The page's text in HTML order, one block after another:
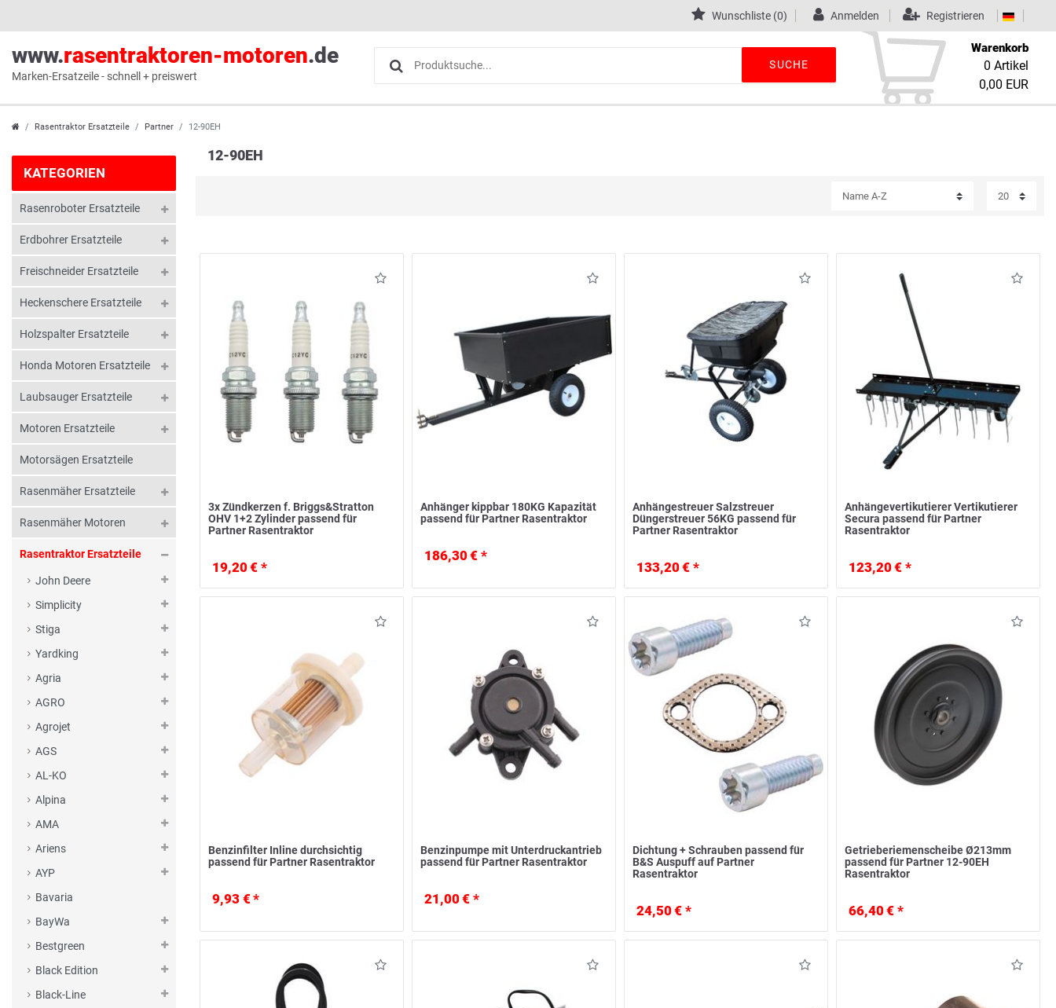
Wunschliste (0) Anmelden Registrieren
www.rasentraktoren-motoren.de
Marken-Ersatzeile - schnell + preiswert
SUCHE
Warenkorb
0 Artikel
0,00 EUR
Rasentraktor Ersatzteile Partner 12-90EH
KATEGORIEN
Rasenroboter Ersatzteile
Erdbohrer Ersatzteile
Freischneider Ersatzteile
Heckenschere Ersatzteile
Holzspalter Ersatzteile
Honda Motoren Ersatzteile
Laubsauger Ersatzteile
Motoren Ersatzteile
Motorsägen Ersatzteile
Rasenmäher Ersatzteile
Rasenmäher Motoren
Rasentraktor Ersatzteile
John Deere
Simplicity
Stiga
Yardking
Agria
AGRO
Agrojet
AGS
AL-KO
Alpina
AMA
Ariens
AYP
Bavaria
BayWa
Bestgreen
Black Edition
Black-Line
12-90EH
3x Zündkerzen f. Briggs&Stratton
OHV 1+2 Zylinder passend für
Partner Rasentraktor
19,20 € *
Anhänger kippbar 180KG Kapazität
passend für Partner Rasentraktor
186,30 € *
Anhängestreuer Salzstreuer
Düngerstreuer 56KG passend für
Partner Rasentraktor
133,20 € *
Anhängevertikutierer Vertikutierer
Secura passend für Partner
Rasentraktor
123,20 € *
Benzinfilter Inline durchsichtig
passend für Partner Rasentraktor
9,93 € *
Benzinpumpe mit Unterdruckantrieb
passend für Partner Rasentraktor
21,00 € *
Dichtung + Schrauben passend für
B&S Auspuff auf Partner
Rasentraktor
24,50 € *
Getrieberiemenscheibe Ø213mm
passend für Partner 12-90EH
Rasentraktor
66,40 € *